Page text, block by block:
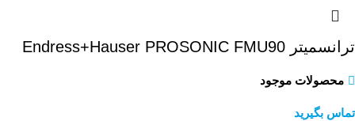
ترانسمیتر Endress+Hauser PROSONIC FMU90
محصولات موجود
تماس بگیرید